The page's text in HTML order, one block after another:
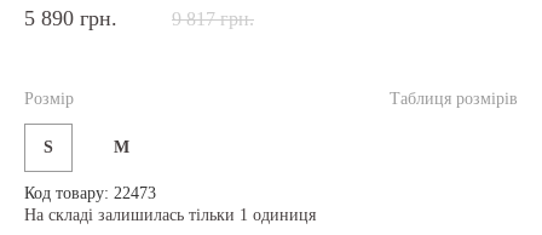
5 890 грн. 9 817 грн.
Таблиця розмірів
Розмір
S M
Код товару: 22473
На складі залишилась тільки 1 одиниця